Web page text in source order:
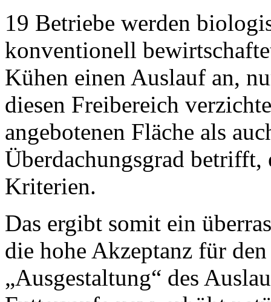
19 Betriebe werden
konventionell
Kühen einen Auslauf an,
diesen Freibereich
angebotenen Fläche als
Überdachungsgrad
Kriterien.
Das ergibt somit ein
die hohe Akzeptanz für
„Ausgestaltung“ des